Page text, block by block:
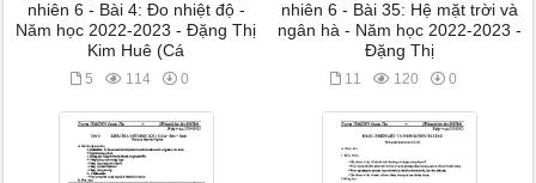
nhiên 6 - Bài 4: Đo nhiệt độ -
Năm học 2022-2023 - Đặng Thị
Kim Huê (Cá
5 114 0
nhiên 6 - Bài 35: Hệ mặt trời và
ngân hà - Năm học 2022-2023 -
Đặng Thị
11 120 0